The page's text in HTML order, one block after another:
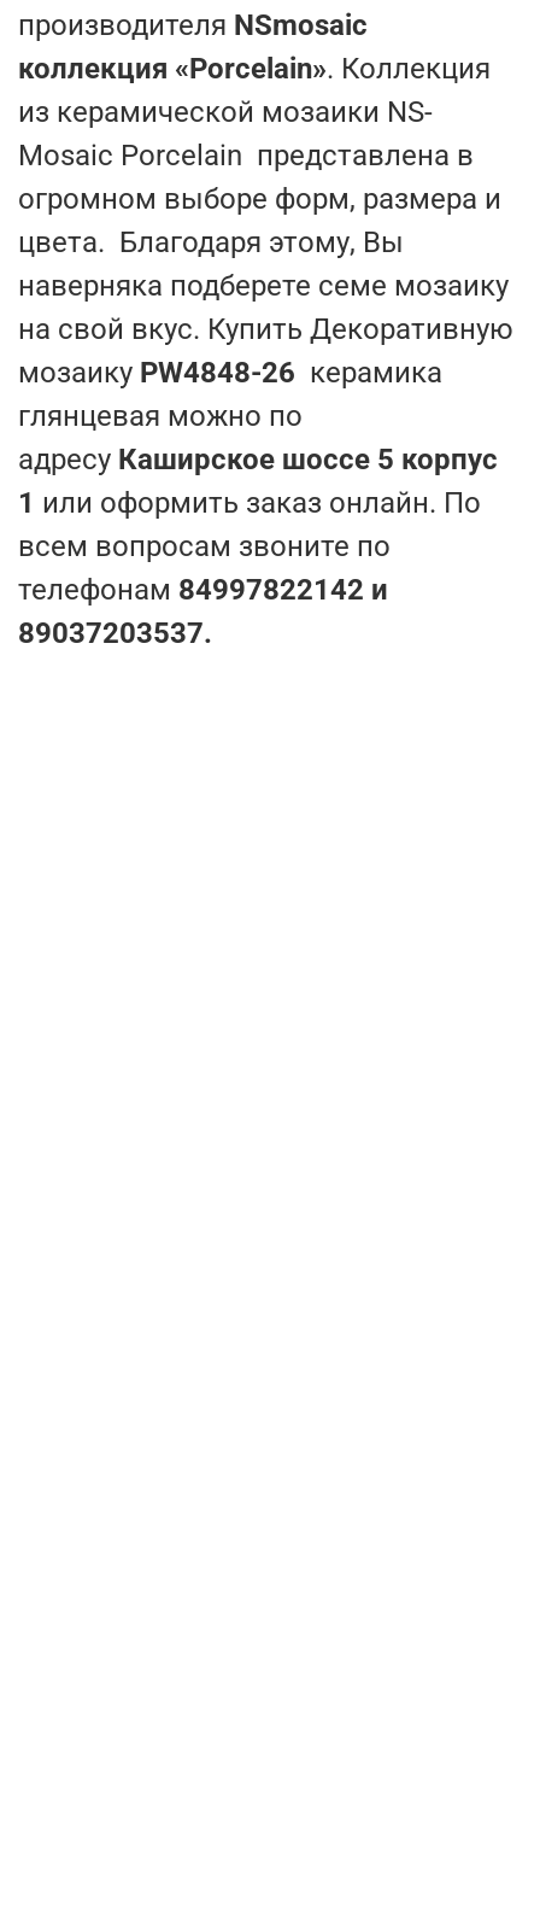
производителя NSmosaic
коллекция «Porcelain». Коллекция
из керамической мозаики NS-
Mosaic Porcelain представлена в
огромном выборе форм, размера и
цвета. Благодаря этому, Вы
наверняка подберете семе мозаику
на свой вкус. Купить Декоративную
мозаику PW4848-26 керамика
глянцевая можно по
адресу Каширское шоссе 5 корпус
1 или оформить заказ онлайн. По
всем вопросам звоните по
телефонам 84997822142 и
89037203537.